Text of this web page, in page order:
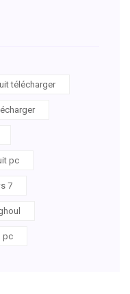
télécharger
pc
7
pc